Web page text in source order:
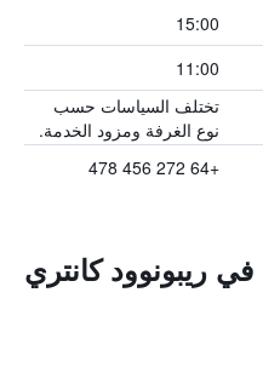
15:00
11:00
تختلف السياسات حسب
نوع الغرفة ومزود الخدمة.
+64 272 456 478
في ريبونوود كانتري